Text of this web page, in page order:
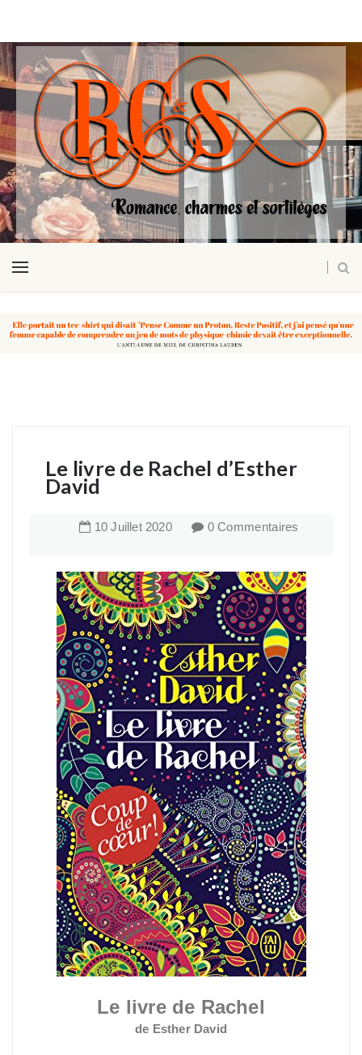
Le livre de Rachel d’Esther
David
10 Juillet 2020 0 Commentaires
Le livre de Rachel
de Esther David